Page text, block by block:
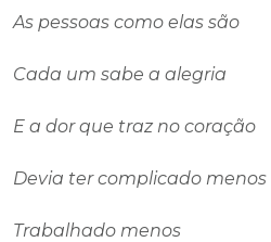
As pessoas como elas são
Cada um sabe a alegria
E a dor que traz no coração
Devia ter complicado menos
Trabalhado menos